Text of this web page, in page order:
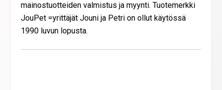
mainostuotteiden valmistus ja myynti. Tuotemerkki
JouPet =yrittäjät Jouni ja Petri on ollut käytössä
1990 luvun lopusta.